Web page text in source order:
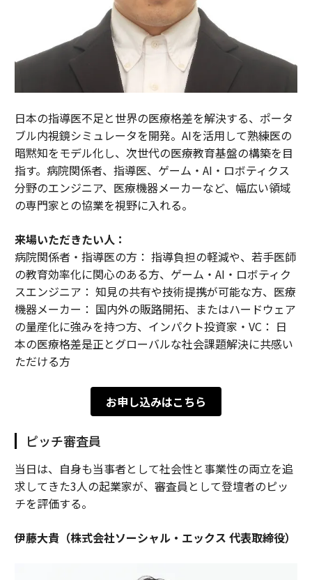
日本の指導医不足と世界の医療格差を解決する、ポータ
ブル内視鏡シミュレータを開発。AIを活用して熟練医の
暗黙知をモデル化し、次世代の医療教育基盤の構築を目
指す。病院関係者、指導医、ゲーム・AI・ロボティクス
分野のエンジニア、医療機器メーカーなど、幅広い領域
の専門家との協業を視野に入れる。
来場いただきたい人：
病院関係者・指導医の方： 指導負担の軽減や、若手医師
の教育効率化に関心のある方、ゲーム・AI・ロボティク
スエンジニア： 知見の共有や技術提携が可能な方、医療
機器メーカー： 国内外の販路開拓、またはハードウェア
の量産化に強みを持つ方、インパクト投資家・VC： 日
本の医療格差是正とグローバルな社会課題解決に共感い
ただける方
お申し込みはこちら
ピッチ審査員
当日は、自身も当事者として社会性と事業性の両立を追
求してきた3人の起業家が、審査員として登壇者のピッ
チを評価する。
伊藤大貴（株式会社ソーシャル・エックス 代表取締役）